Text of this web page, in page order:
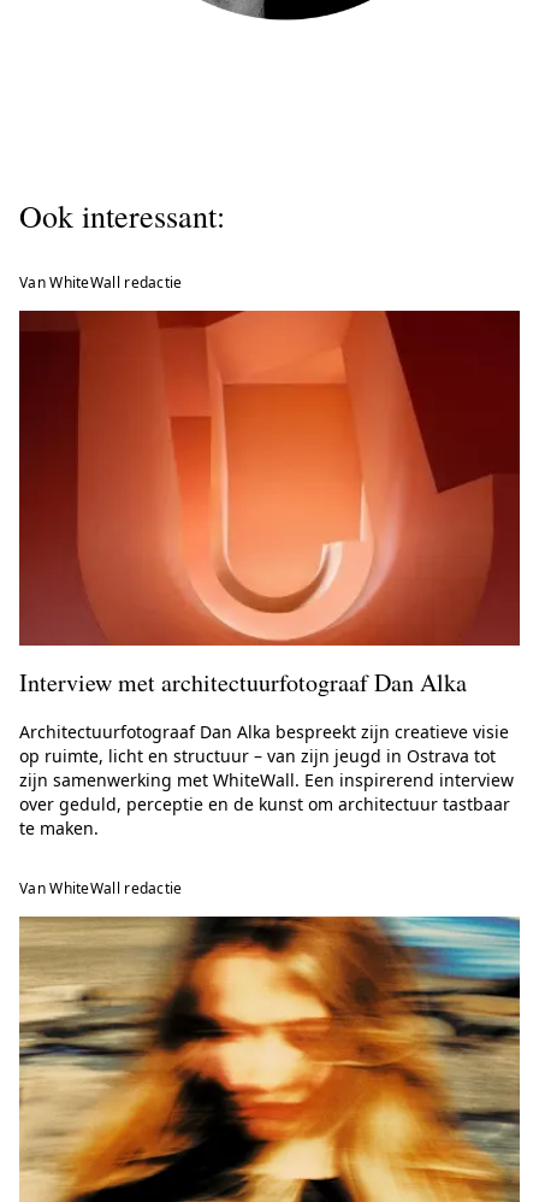
Ook interessant:
Van WhiteWall redactie
Interview met architectuurfotograaf Dan Alka
Architectuurfotograaf Dan Alka bespreekt zijn creatieve visie
op ruimte, licht en structuur – van zijn jeugd in Ostrava tot
zijn samenwerking met WhiteWall. Een inspirerend interview
over geduld, perceptie en de kunst om architectuur tastbaar
te maken.
Van WhiteWall redactie